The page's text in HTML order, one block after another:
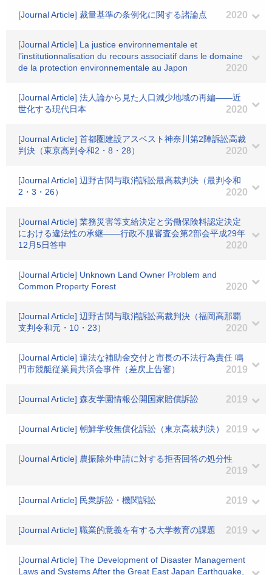
[Journal Article] 裁量基準の条例化に関する諸論点 2020
[Journal Article] La justice environnementale et
l’institutionnalisation du recours associatif dans le domaine
de la protection environnementale au Japon
2020
[Journal Article] 法人論から見た人口減少地域の再編――近
世化する現代日本
2020
[Journal Article] 首都圏建設アスベスト神奈川第2陣訴訟高裁
判決（東京高判令和2・8・28）
2020
[Journal Article] 辺野古関与取消訴訟最高裁判決（最判令和
2・3・26）
2020
[Journal Article] 業務災害等支給決定と労働保険料認定決定
における違法性の承継――行政不服審査会第2部会平成29年
12月5日答申
2020
[Journal Article] Unknown Land Owner Problem and
Common Property Forest
2020
[Journal Article] 辺野古関与取消訴訟高裁判決（福岡高那覇
支判令和元・10・23）
2020
[Journal Article] 違法な補助金交付と市長の不法行為責任 鳴
門市競艇従業員共済会事件（差戻上告審）
2019
[Journal Article] 森友学園情報公開国家賠償訴訟 2019
[Journal Article] 朝鮮学校無償化訴訟（東京高裁判決） 2019
[Journal Article] 農振除外申請に対する拒否回答の処分性
2019
[Journal Article] 民衆訴訟・機関訴訟 2019
[Journal Article] 職業的意義を有する大学教育の課題 2019
[Journal Article] The Development of Disaster Management
Laws and Systems After the Great East Japan Earthquake,